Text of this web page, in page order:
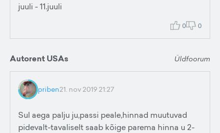
juuli - 11.juuli
0 0
Autorent USAs Üldfoorum
priben21. nov 2019 21:27
Sul aega palju ju,passi peale,hinnad muutuvad
pidevalt-tavaliselt saab kõige parema hinna u 2-